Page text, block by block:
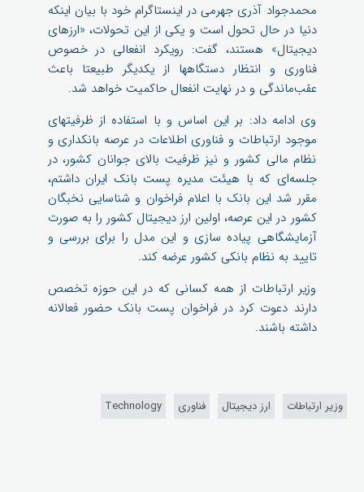
محمدجواد آذری جهرمی در اینستاگرام خود با بیان اینکه
دنیا در حال تحول است و یکی از این تحولات، «ارزهای
دیجیتال» هستند، گفت: رویکرد انفعالی در خصوص
فناوری و انتظار دستگاهها از یکدیگر طبیعتا باعث
عقب‌ماندگی و در نهایت انفعال حاکمیت خواهد شد.
وی ادامه داد: بر این اساس و با استفاده از ظرفیتهای
موجود ارتباطات و فناوری اطلاعات در عرصه بانکداری و
نظام مالی کشور و نیز ظرفیت بالای جوانان کشور، در
جلسه‌ای که با هیئت مدیره پست بانک ایران داشتم،
مقرر شد این بانک با اعلام فراخوان و شناسایی نخبگان
کشور در این عرصه، اولین ارز دیجیتال کشور را به صورت
آزمایشگاهی پیاده سازی و این مدل را برای بررسی و
تایید به نظام بانکی کشور عرضه کند.
وزیر ارتباطات از همه کسانی که در این حوزه تخصص
دارند دعوت کرد در فراخوان پست بانک حضور فعالانه
داشته باشند.
وزیر ارتباطات ارز دیجیتال فناوری Technology